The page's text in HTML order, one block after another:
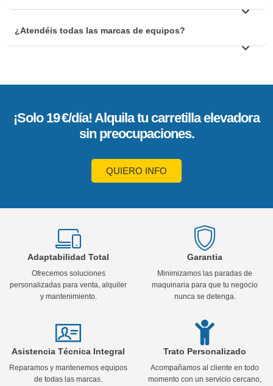
¿Atendéis todas las marcas de equipos?
¡Solo 19 €/día! Alquila tu carretilla elevadora
sin preocupaciones.
QUIERO INFO
Adaptabilidad Total
Ofrecemos soluciones
personalizadas para venta, alquiler
y mantenimiento.
Garantia
Minimizamos las paradas de
maquinaria para que tu negocio
nunca se detenga.
Asistencia Técnica Integral
Reparamos y mantenemos equipos
de todas las marcas.
Trato Personalizado
Acompañamos al cliente en todo
momento con un servicio cercano,